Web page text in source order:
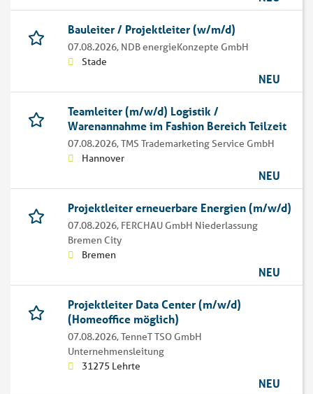
Bauleiter / Projektleiter (w/m/d)
07.08.2026, NDB energieKonzepte GmbH
Stade
NEU
Teamleiter (m/w/d) Logistik /
Warenannahme im Fashion Bereich Teilzeit
07.08.2026,TMS Trademarketing Service GmbH
Hannover
NEU
Projektleiter erneuerbare Energien (m/w/d)
07.08.2026, FERCHAU GmbH Niederlassung
Bremen City
Bremen
NEU
Projektleiter Data Center (m/w/d)
(Homeoffice möglich)
07.08.2026,TenneT TSO GmbH
Unternehmensleitung
31275 Lehrte
NEU